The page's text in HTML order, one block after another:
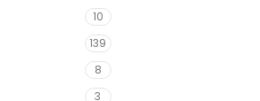
10
139
8
3